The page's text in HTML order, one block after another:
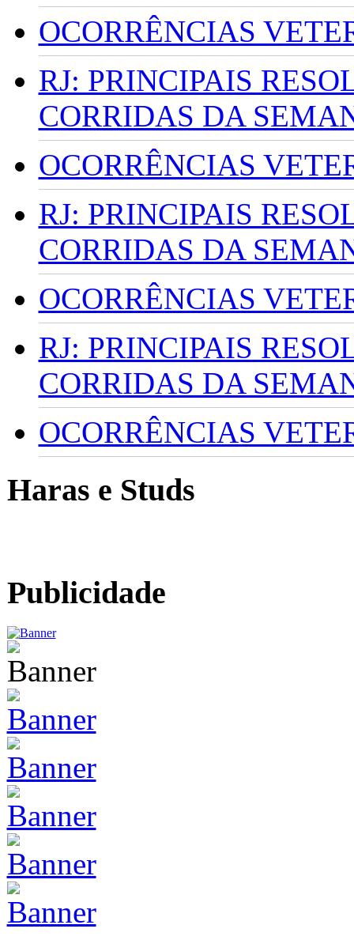
OCORRÊNCIAS
RJ: PRINCIPAIS
CORRIDAS DA
OCORRÊNCIAS
RJ: PRINCIPAIS
CORRIDAS DA
OCORRÊNCIAS
RJ: PRINCIPAIS
CORRIDAS DA
OCORRÊNCIAS
Haras e Studs
Publicidade